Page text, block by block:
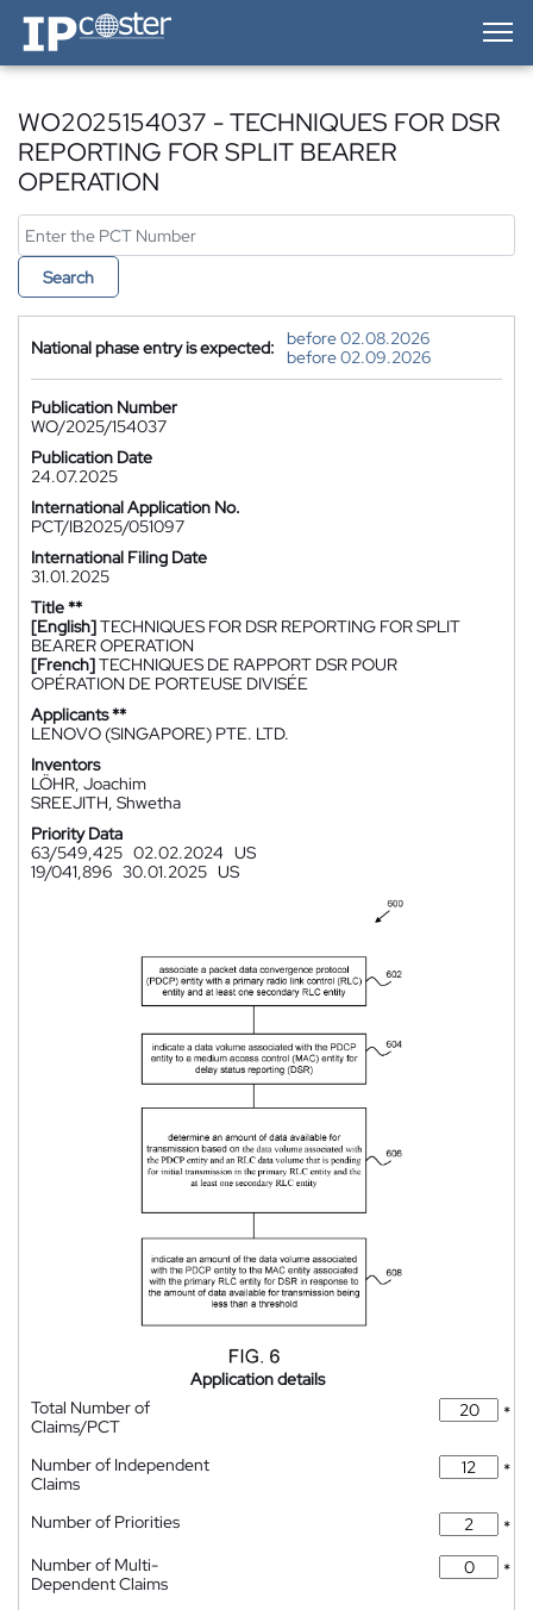
IP-Coster — Home
WO2025154037 - TECHNIQUES FOR DSR
REPORTING FOR SPLIT BEARER
OPERATION
Search
National phase entry is expected:
before 02.08.2026
before 02.09.2026
Publication Number
WO/2025/154037
Publication Date
24.07.2025
International Application No.
PCT/IB2025/051097
International Filing Date
31.01.2025
Title **
[English]TECHNIQUES FOR DSR REPORTING FOR SPLIT
BEARER OPERATION
[French]TECHNIQUES DE RAPPORT DSR POUR
OPÉRATION DE PORTEUSE DIVISÉE
Applicants **
LENOVO (SINGAPORE) PTE. LTD.
Inventors
LÖHR, Joachim
SREEJITH, Shwetha
Priority Data
63/549,425 02.02.2024 US
19/041,896 30.01.2025 US
Application details
Total Number of
Claims/PCT
*
Number of Independent
Claims
*
Number of Priorities
*
Number of Multi-
Dependent Claims
*